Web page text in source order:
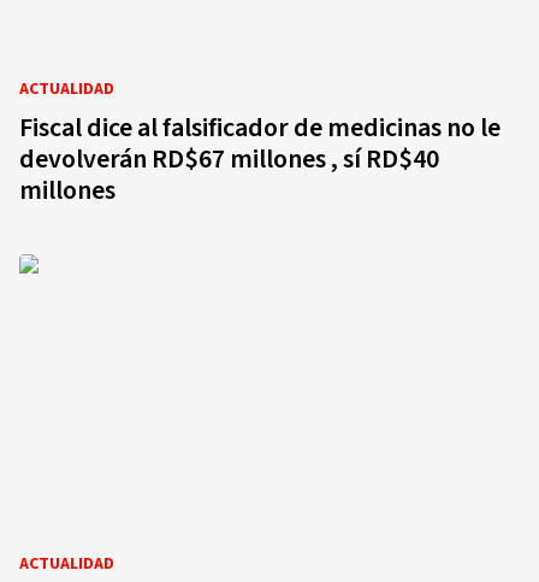
ACTUALIDAD
Fiscal dice al falsificador de medicinas no le
devolverán RD$67 millones , sí RD$40
millones
ACTUALIDAD